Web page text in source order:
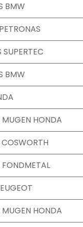
BMW
BMW
HONDA
HONDA